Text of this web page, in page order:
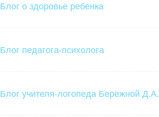
Блог о здоровье ребенка
Блог педагога-психолога
Блог учителя-логопеда Бережной Д.А.